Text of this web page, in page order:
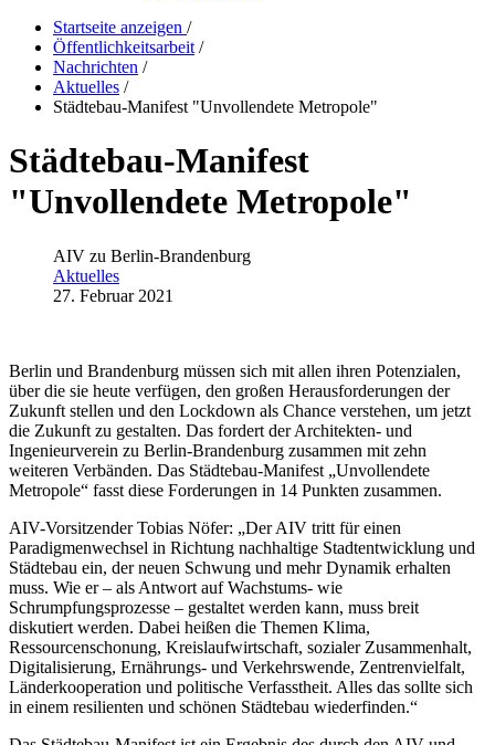
Startseite anzeigen /
Öffentlichkeitsarbeit /
Nachrichten /
Aktuelles /
Städtebau-Manifest "Unvollendete Metropole"
Städtebau-Manifest
"Unvollendete Metropole"
AIV zu Berlin-Brandenburg
Aktuelles
27. Februar 2021
Berlin und Brandenburg müssen sich mit allen ihren Potenzialen,
über die sie heute verfügen, den großen Herausforderungen der
Zukunft stellen und den Lockdown als Chance verstehen, um jetzt
die Zukunft zu gestalten. Das fordert der Architekten- und
Ingenieurverein zu Berlin-Brandenburg zusammen mit zehn
weiteren Verbänden. Das Städtebau-Manifest „Unvollendete
Metropole“ fasst diese Forderungen in 14 Punkten zusammen.
AIV-Vorsitzender Tobias Nöfer: „Der AIV tritt für einen
Paradigmenwechsel in Richtung nachhaltige Stadtentwicklung und
Städtebau ein, der neuen Schwung und mehr Dynamik erhalten
muss. Wie er – als Antwort auf Wachstums- wie
Schrumpfungsprozesse – gestaltet werden kann, muss breit
diskutiert werden. Dabei heißen die Themen Klima,
Ressourcenschonung, Kreislaufwirtschaft, sozialer Zusammenhalt,
Digitalisierung, Ernährungs- und Verkehrswende, Zentrenvielfalt,
Länderkooperation und politische Verfasstheit. Alles das sollte sich
in einem resilienten und schönen Städtebau wiederfinden.“